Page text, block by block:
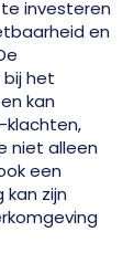
investeren
en
bij het
kan
klachten,
niet alleen
een
zijn